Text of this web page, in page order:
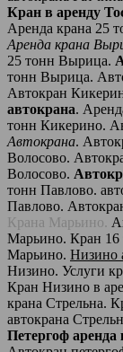
Кран в аренду
Аренда крана 25
Аренда крана
25 тонн Вырица.
тонн Вырица.
Автокран
автокрана.
тонн Кикерино.
Автокрана.
Волосово.
Волосово.
тонн Павлово.
Павлово.
Крана Марьино.
Марьино. Кран 16
Марьино. Низино
Низино. Услуги
Кран Низино в
крана Стрельна.
автокрана
Петергоф аренда